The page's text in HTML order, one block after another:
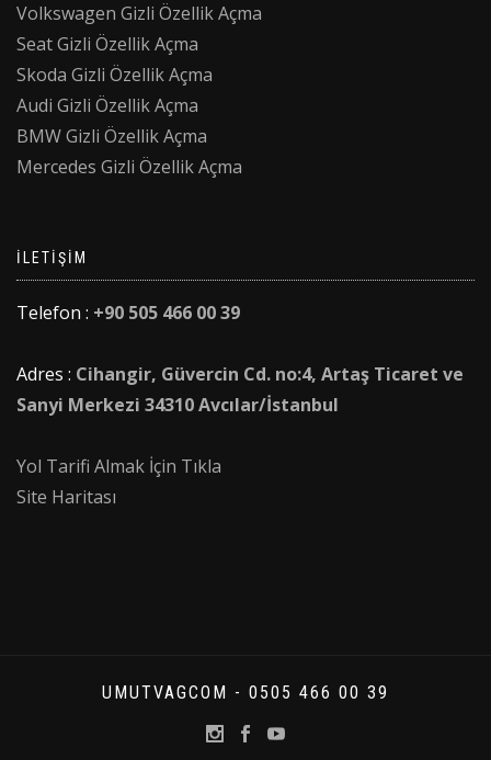
Volkswagen Gizli Özellik Açma
Seat Gizli Özellik Açma
Skoda Gizli Özellik Açma
Audi Gizli Özellik Açma
BMW Gizli Özellik Açma
Mercedes Gizli Özellik Açma
İLETIŞIM
Telefon : +90 505 466 00 39
Adres : Cihangir, Güvercin Cd. no:4, Artaş Ticaret ve
Sanyi Merkezi 34310 Avcılar/İstanbul
Yol Tarifi Almak İçin Tıkla
Site Haritası
UMUTVAGCOM - 0505 466 00 39